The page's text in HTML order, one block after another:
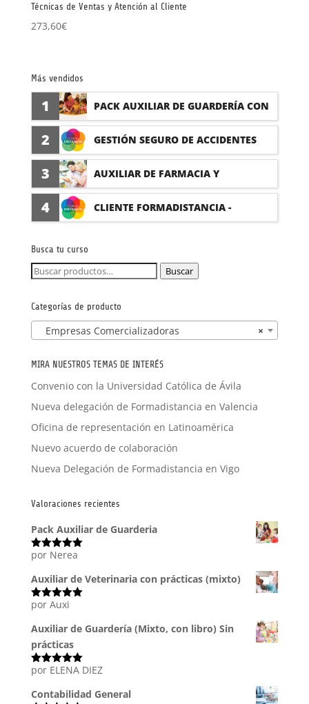
Técnicas de Ventas y Atención al Cliente
273,60€
Más vendidos
1 PACK AUXILIAR DE GUARDERÍA CON
PRÁCTICAS
2 GESTIÓN SEGURO DE ACCIDENTES
(PRÁCTICAS FORMATIVAS)
3 AUXILIAR DE FARMACIA Y
PARAFARMACIA CON PRÁCTICAS
4 CLIENTE FORMADISTANCIA -
Busca tu curso
Buscar
Buscar
Categorías de producto
×
Empresas Comercializadoras
MIRA NUESTROS TEMAS DE INTERÉS
Convenio con la Universidad Católica de Ávila
Nueva delegación de Formadistancia en Valencia
Oficina de representación en Latinoamérica
Nuevo acuerdo de colaboración
Nueva Delegación de Formadistancia en Vigo
Valoraciones recientes
Pack Auxiliar de Guarderia
Valorado
por Nerea
Auxiliar de Veterinaria con prácticas (mixto)
Valorado
por Auxi
Auxiliar de Guardería (Mixto, con libro) Sin
prácticas
Valorado
por ELENA DIEZ
Contabilidad General